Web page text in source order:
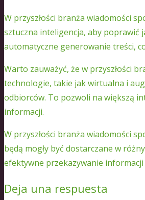
W przyszłości branża wiadomości
sztuczna inteligencja, aby poprawić
automatyczne generowanie treści,
Warto zauważyć, że w przyszłości
technologie, takie jak wirtualna i
odbiorców. To pozwoli na większą
informacji.
W przyszłości branża wiadomości
będą mogły być dostarczane w
efektywne przekazywanie
Deja una respuesta